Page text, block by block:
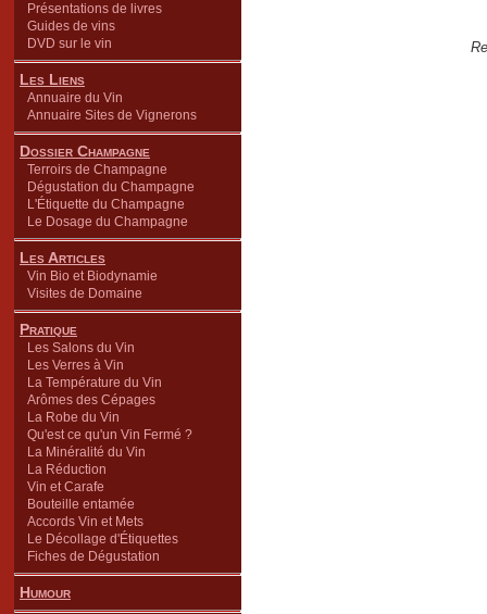
Présentations de livres
Guides de vins
DVD sur le vin
Les Liens
Annuaire du Vin
Annuaire Sites de Vignerons
Dossier Champagne
Terroirs de Champagne
Dégustation du Champagne
L'Étiquette du Champagne
Le Dosage du Champagne
Les Articles
Vin Bio et Biodynamie
Visites de Domaine
Pratique
Les Salons du Vin
Les Verres à Vin
La Température du Vin
Arômes des Cépages
La Robe du Vin
Qu'est ce qu'un Vin Fermé ?
La Minéralité du Vin
La Réduction
Vin et Carafe
Bouteille entamée
Accords Vin et Mets
Le Décollage d'Étiquettes
Fiches de Dégustation
Humour